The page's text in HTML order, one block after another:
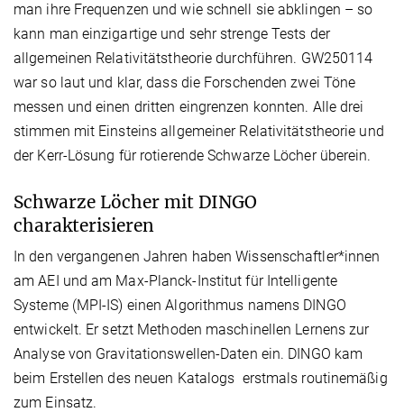
man ihre Frequenzen und wie schnell sie abklingen – so
kann man einzigartige und sehr strenge Tests der
allgemeinen Relativitätstheorie durchführen. GW250114
war so laut und klar, dass die Forschenden zwei Töne
messen und einen dritten eingrenzen konnten. Alle drei
stimmen mit Einsteins allgemeiner Relativitätstheorie und
der Kerr-Lösung für rotierende Schwarze Löcher überein.
Schwarze Löcher mit DINGO
charakterisieren
In den vergangenen Jahren haben Wissenschaftler*innen
am AEI und am Max-Planck-Institut für Intelligente
Systeme (MPI-IS) einen Algorithmus namens DINGO
entwickelt. Er setzt Methoden maschinellen Lernens zur
Analyse von Gravitationswellen-Daten ein. DINGO kam
beim Erstellen des neuen Katalogs erstmals routinemäßig
zum Einsatz.